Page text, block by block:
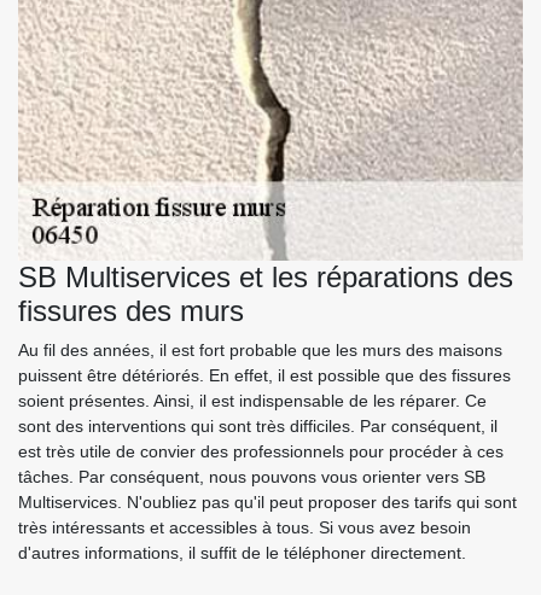
SB Multiservices et les réparations des
fissures des murs
Au fil des années, il est fort probable que les murs des maisons
puissent être détériorés. En effet, il est possible que des fissures
soient présentes. Ainsi, il est indispensable de les réparer. Ce
sont des interventions qui sont très difficiles. Par conséquent, il
est très utile de convier des professionnels pour procéder à ces
tâches. Par conséquent, nous pouvons vous orienter vers SB
Multiservices. N'oubliez pas qu'il peut proposer des tarifs qui sont
très intéressants et accessibles à tous. Si vous avez besoin
d'autres informations, il suffit de le téléphoner directement.